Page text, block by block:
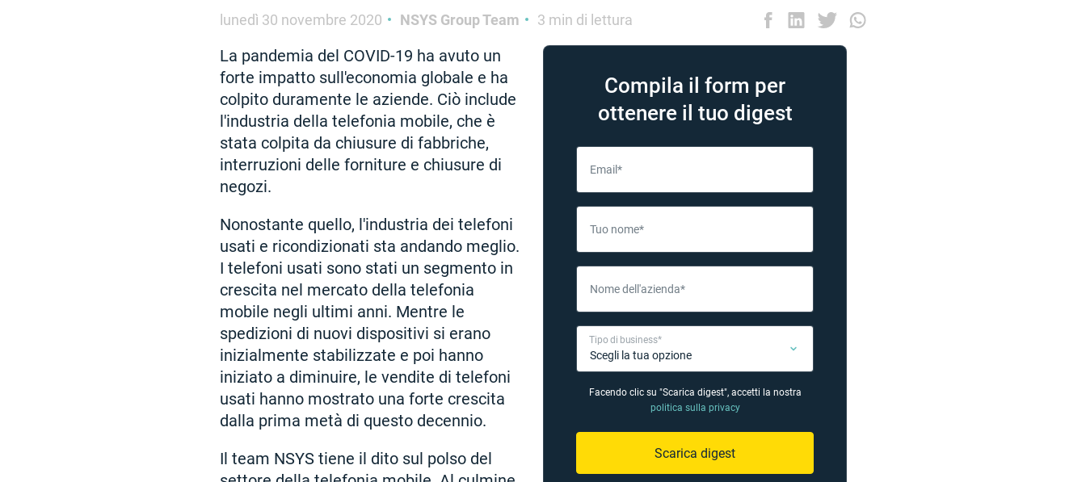
lunedì 30 novembre 2020 NSYS Group Team 3 min di lettura
La pandemia del COVID-19 ha avuto un
forte impatto sull'economia globale e ha
colpito duramente le aziende. Ciò include
l'industria della telefonia mobile, che è
stata colpita da chiusure di fabbriche,
interruzioni delle forniture e chiusure di
negozi.
Nonostante quello, l'industria dei telefoni
usati e ricondizionati sta andando meglio.
I telefoni usati sono stati un segmento in
crescita nel mercato della telefonia
mobile negli ultimi anni. Mentre le
spedizioni di nuovi dispositivi si erano
inizialmente stabilizzate e poi hanno
iniziato a diminuire, le vendite di telefoni
usati hanno mostrato una forte crescita
dalla prima metà di questo decennio.
Il team NSYS tiene il dito sul polso del
Compila il form per
ottenere il tuo digest
Email*
Tuo nome*
Nome dell'azienda*
Tipo di business*
Facendo clic su "Scarica digest", accetti la nostra
politica sulla privacy
Scarica digest